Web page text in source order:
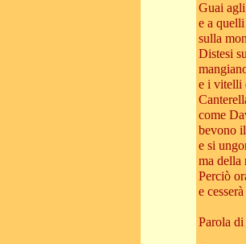
Guai
e a
sulla
Distesi
e i vitelli
come
bevono
e si
ma della
Perciò
e
Parola